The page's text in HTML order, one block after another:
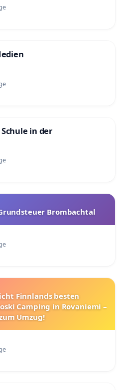
in der
Brombachtal
Finnlands besten
Camping in Rovaniemi –
Umzug!